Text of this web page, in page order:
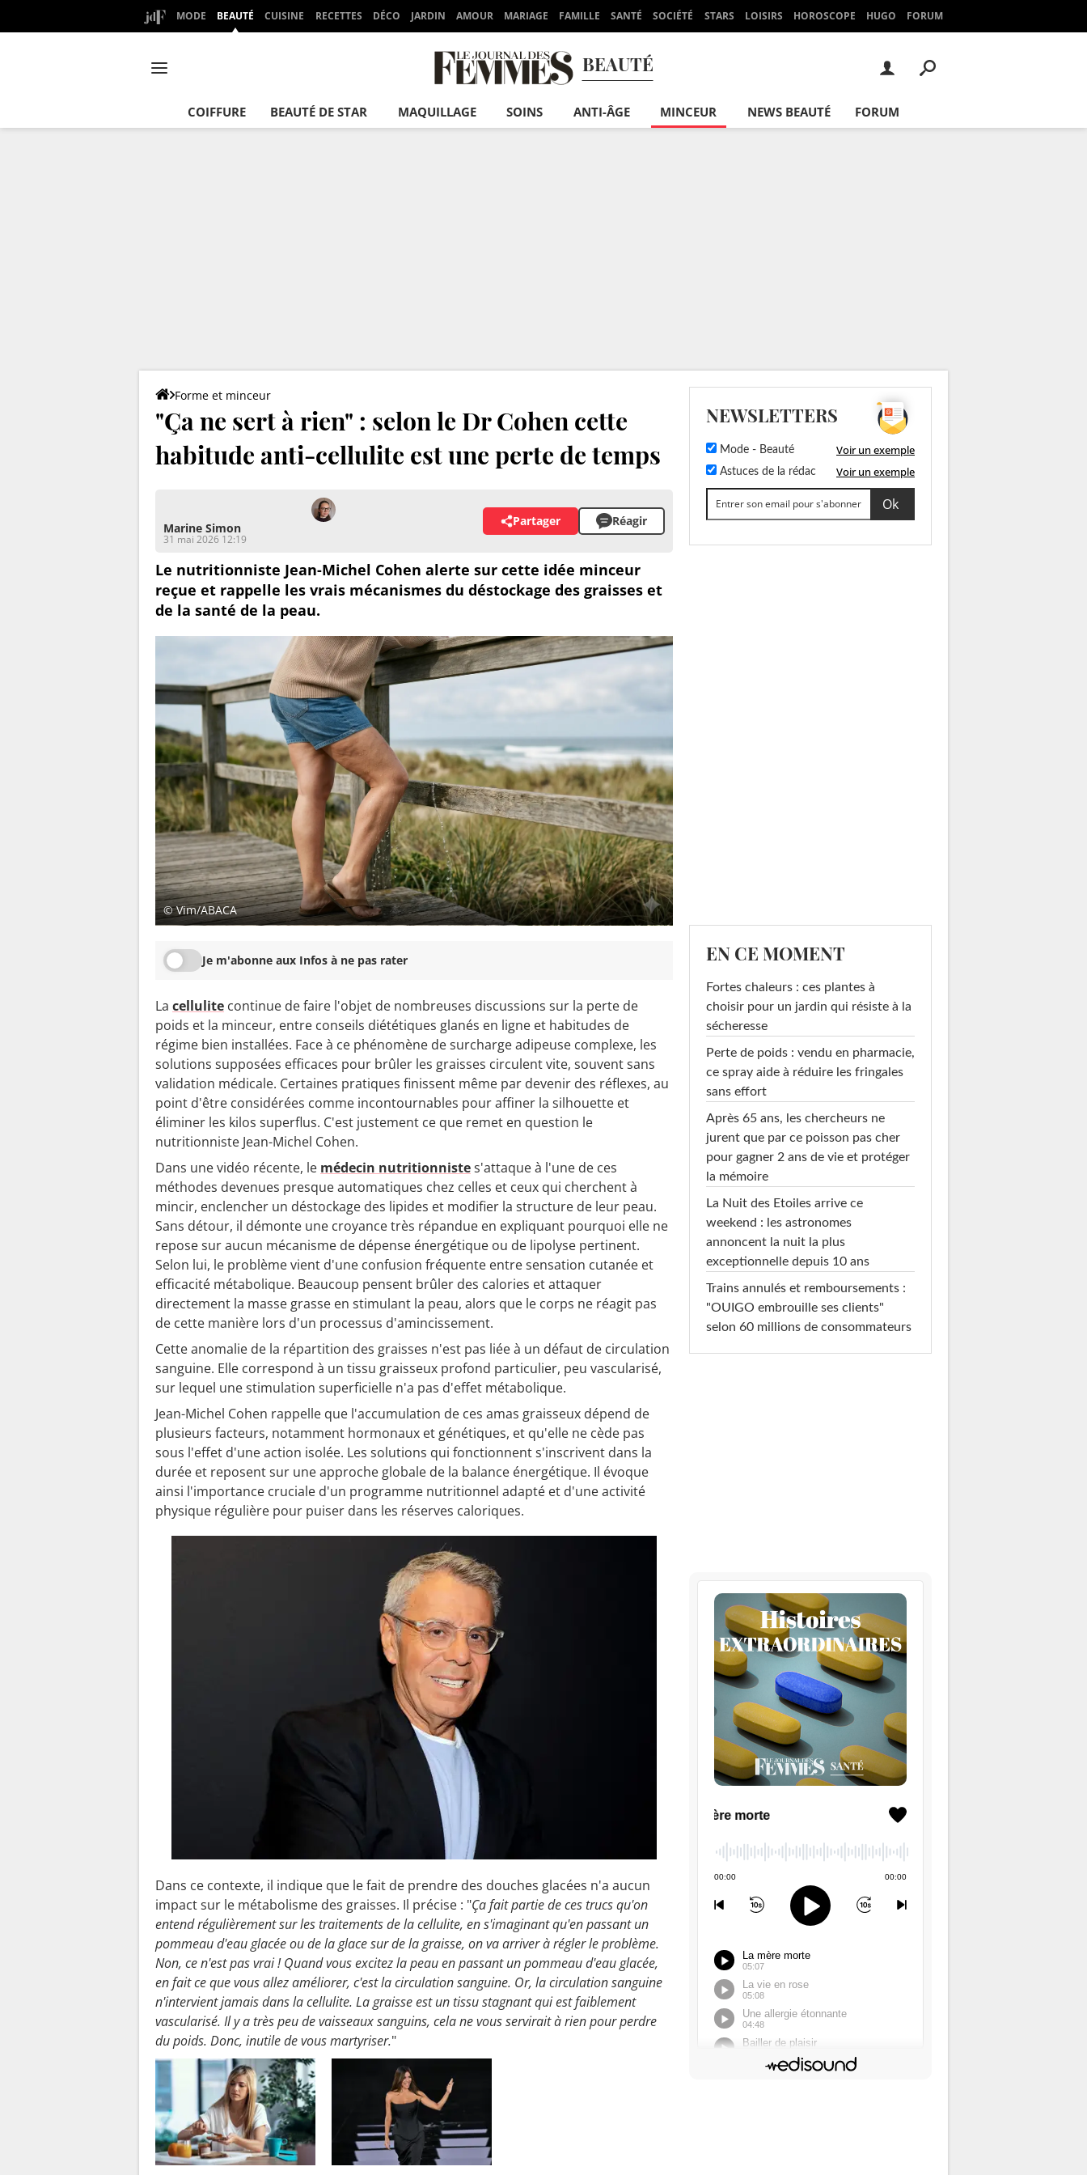
MODE BEAUTÉ CUISINE RECETTES DÉCO JARDIN AMOUR MARIAGE FAMILLE SANTÉ SOCIÉTÉ STARS LOISIRS HOROSCOPE HUGO FORUM
BEAUTÉ
COIFFURE BEAUTÉ DE STAR MAQUILLAGE SOINS ANTI-ÂGE MINCEUR NEWS BEAUTÉ FORUM
Forme et minceur
"Ça ne sert à rien" : selon le Dr Cohen cette
habitude anti-cellulite est une perte de temps
Marine Simon
31 mai 2026 12:19
Partager Réagir
Le nutritionniste Jean-Michel Cohen alerte sur cette idée minceur
reçue et rappelle les vrais mécanismes du déstockage des graisses et
de la santé de la peau.
© Vim/ABACA
Je m'abonne aux Infos à ne pas rater
La cellulite continue de faire l'objet de nombreuses discussions sur la perte de
poids et la minceur, entre conseils diététiques glanés en ligne et habitudes de
régime bien installées. Face à ce phénomène de surcharge adipeuse complexe, les
solutions supposées efficaces pour brûler les graisses circulent vite, souvent sans
validation médicale. Certaines pratiques finissent même par devenir des réflexes, au
point d'être considérées comme incontournables pour affiner la silhouette et
éliminer les kilos superflus. C'est justement ce que remet en question le
nutritionniste Jean-Michel Cohen.
Dans une vidéo récente, le médecin nutritionnistes'attaque à l'une de ces
méthodes devenues presque automatiques chez celles et ceux qui cherchent à
mincir, enclencher un déstockage des lipides et modifier la structure de leur peau.
Sans détour, il démonte une croyance très répandue en expliquant pourquoi elle ne
repose sur aucun mécanisme de dépense énergétique ou de lipolyse pertinent.
Selon lui, le problème vient d'une confusion fréquente entre sensation cutanée et
efficacité métabolique. Beaucoup pensent brûler des calories et attaquer
directement la masse grasse en stimulant la peau, alors que le corps ne réagit pas
de cette manière lors d'un processus d'amincissement.
Cette anomalie de la répartition des graisses n'est pas liée à un défaut de circulation
sanguine. Elle correspond à un tissu graisseux profond particulier, peu vascularisé,
sur lequel une stimulation superficielle n'a pas d'effet métabolique.
Jean-Michel Cohen rappelle que l'accumulation de ces amas graisseux dépend de
plusieurs facteurs, notamment hormonaux et génétiques, et qu'elle ne cède pas
sous l'effet d'une action isolée. Les solutions qui fonctionnent s'inscrivent dans la
durée et reposent sur une approche globale de la balance énergétique. Il évoque
ainsi l'importance cruciale d'un programme nutritionnel adapté et d'une activité
physique régulière pour puiser dans les réserves caloriques.
Dans ce contexte, il indique que le fait de prendre des douches glacées n'a aucun
impact sur le métabolisme des graisses. Il précise : "Ça fait partie de ces trucs qu'on
entend régulièrement sur les traitements de la cellulite, en s'imaginant qu'en passant un
pommeau d'eau glacée ou de la glace sur de la graisse, on va arriver à régler le problème.
Non, ce n'est pas vrai ! Quand vous excitez la peau en passant un pommeau d'eau glacée,
en fait ce que vous allez améliorer, c'est la circulation sanguine. Or, la circulation sanguine
n'intervient jamais dans la cellulite. La graisse est un tissu stagnant qui est faiblement
vascularisé. Il y a très peu de vaisseaux sanguins, cela ne vous servirait à rien pour perdre
du poids. Donc, inutile de vous martyriser."
NEWSLETTERS
Mode - Beauté Voir un exemple
Astuces de la rédac Voir un exemple
EN CE MOMENT
Fortes chaleurs : ces plantes à
choisir pour un jardin qui résiste à la
sécheresse
Perte de poids : vendu en pharmacie,
ce spray aide à réduire les fringales
sans effort
Après 65 ans, les chercheurs ne
jurent que par ce poisson pas cher
pour gagner 2 ans de vie et protéger
la mémoire
La Nuit des Etoiles arrive ce
weekend : les astronomes
annoncent la nuit la plus
exceptionnelle depuis 10 ans
Trains annulés et remboursements :
"OUIGO embrouille ses clients"
selon 60 millions de consommateurs